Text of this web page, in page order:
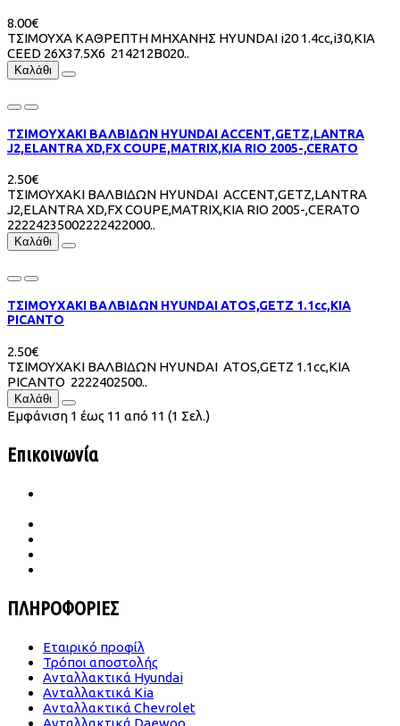
8.00€
ΤΣΙΜΟΥΧΑ ΚΑΘΡΕΠΤΗ ΜΗΧΑΝΗΣ HYUNDAI i20 1.4cc,i30,ΚΙΑ
CEED 26Χ37.5Χ6 214212Β020..
Καλάθι
ΤΣΙΜΟΥΧΑΚΙ ΒΑΛΒΙΔΩΝ HYUNDAI ACCENΤ,GETZ,LANTRA
J2,ELANTRA XD,FX COUPE,MATRIX,KIA RIO 2005-,CERATO
2.50€
ΤΣΙΜΟΥΧΑΚΙ ΒΑΛΒΙΔΩΝ HYUNDAI ACCENΤ,GETZ,LANTRA
J2,ELANTRA XD,FX COUPE,MATRIX,KIA RIO 2005-,CERATO
22224235002222422000..
Καλάθι
ΤΣΙΜΟΥΧΑΚΙ ΒΑΛΒΙΔΩΝ HYUNDAI ATOS,GETZ 1.1cc,KIA
PICANTO
2.50€
ΤΣΙΜΟΥΧΑΚΙ ΒΑΛΒΙΔΩΝ HYUNDAI ATOS,GETZ 1.1cc,KIA
PICANTO 2222402500..
Καλάθι
Εμφάνιση 1 έως 11 από 11 (1 Σελ.)
Επικοινωνία
ΠΛΗΡΟΦΟΡΙΕΣ
Εταιρικό προφίλ
Τρόποι αποστολής
Ανταλλακτικά Hyundai
Ανταλλακτικά Kia
Ανταλλακτικά Chevrolet
Ανταλλακτικά Daewoo